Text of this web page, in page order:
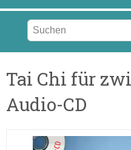
Tai Chi für
Audio-CD